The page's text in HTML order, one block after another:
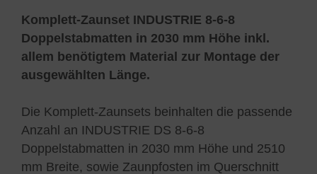
Komplett-Zaunset INDUSTRIE 8-6-8
Doppelstabmatten in 2030 mm Höhe inkl.
allem benötigtem Material zur Montage der
ausgewählten Länge.
Die Komplett-Zaunsets beinhalten die passende
Anzahl an INDUSTRIE DS 8-6-8
Doppelstabmatten in 2030 mm Höhe und 2510
mm Breite, sowie Zaunpfosten im Querschnitt